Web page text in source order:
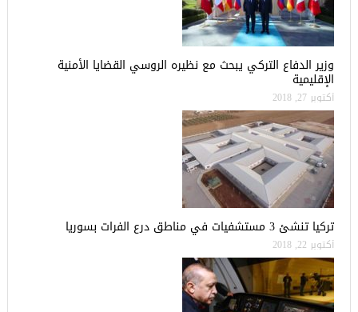
وزير الدفاع التركي يبحث مع نظيره الروسي القضايا الأمنية
الإقليمية
أكتوبر 27, 2018
تركيا تنشئ 3 مستشفيات في مناطق درع الفرات بسوريا
أكتوبر 22, 2018